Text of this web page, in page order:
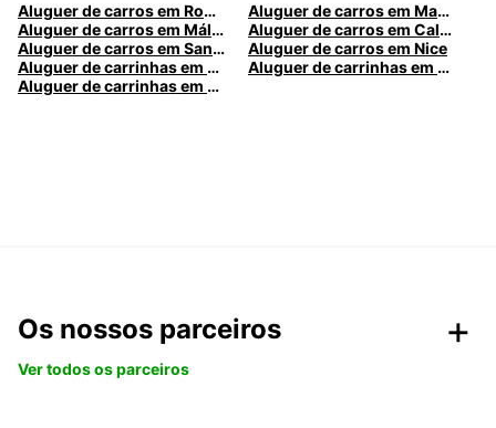
Aluguer de carros em Roma
Aluguer de carros em Madrid
Aluguer de carros em Málaga
Aluguer de carros em Caldas da Rainha
Aluguer de carros em Santa Maria da Feira
Aluguer de carros em Nice
Aluguer de carrinhas em Nice
Aluguer de carrinhas em Santa Maria da Feira
Aluguer de carrinhas em Caldas da Rainha
Os nossos parceiros
Ver todos os parceiros